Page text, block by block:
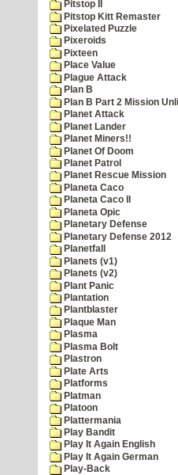
Pitstop II
Pitstop Kitt Remaster
Pixelated Puzzle
Pixeroids
Pixteen
Place Value
Plague Attack
Plan B
Plan B Part 2 Mission
Planet Attack
Planet Lander
Planet Miners!!
Planet Of Doom
Planet Patrol
Planet Rescue Mission
Planeta Caco
Planeta Caco II
Planeta Opic
Planetary Defense
Planetary Defense 2012
Planetfall
Planets (v1)
Planets (v2)
Plant Panic
Plantation
Plantblaster
Plaque Man
Plasma
Plasma Bolt
Plastron
Plate Arts
Platforms
Platman
Platoon
Plattermania
Play Bandit
Play It Again English
Play It Again German
Play-Back